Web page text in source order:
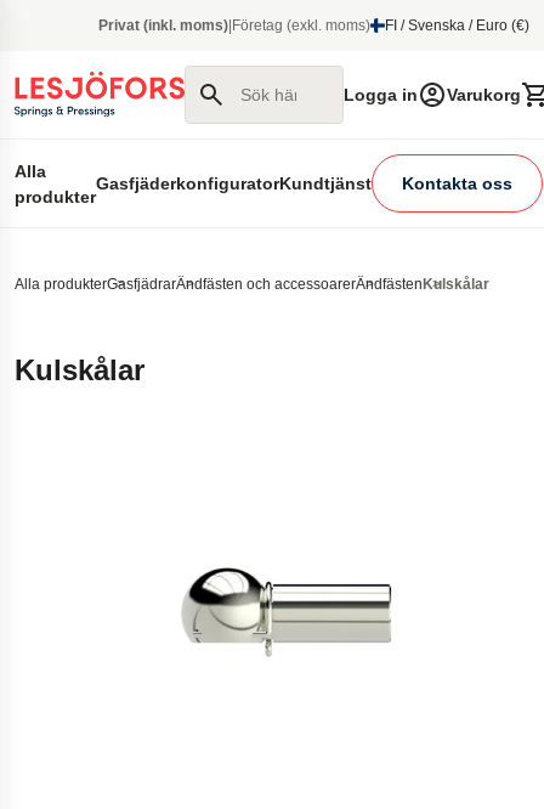
Privat (inkl. moms) Företag (exkl. moms) FI / Svenska / Euro (€)
Sök här
Logga in Varukorg
Alla
produkter
GasfjäderkonfiguratorKundtjänst Kontakta oss
Alla produkterGasfjädrarÄndfästen och accessoarerÄndfästen Kulskålar
Kulskålar